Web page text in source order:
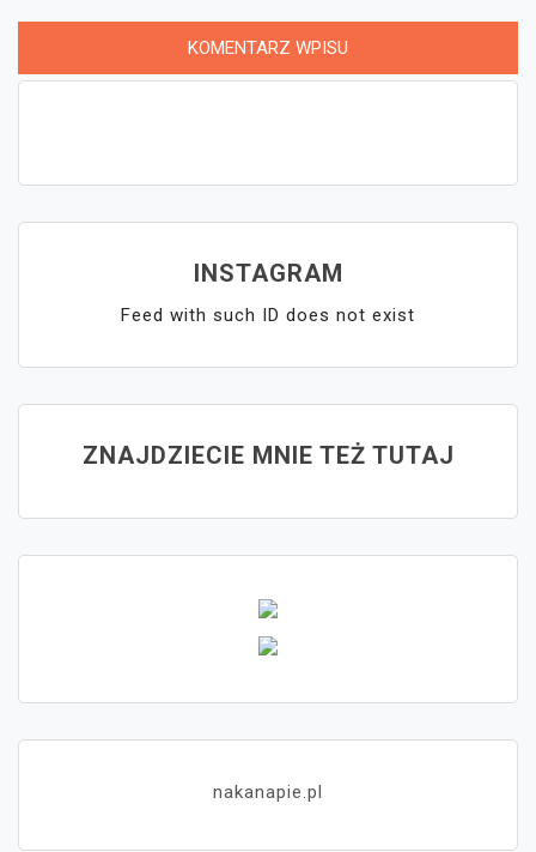
INSTAGRAM
Feed with such ID does not exist
ZNAJDZIECIE MNIE TEŻ TUTAJ
nakanapie.pl